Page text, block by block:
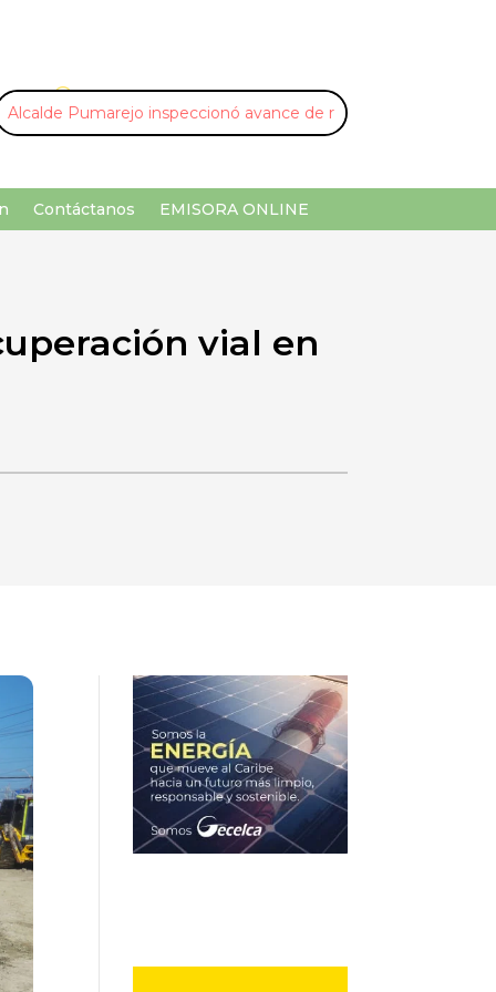
U ¡Buscar por palabra clave!
Contáctanos EMISORA ONLINE
vial en